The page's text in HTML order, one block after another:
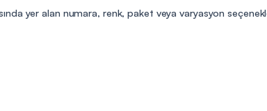
yer alan numara, renk, paket veya varyasyon